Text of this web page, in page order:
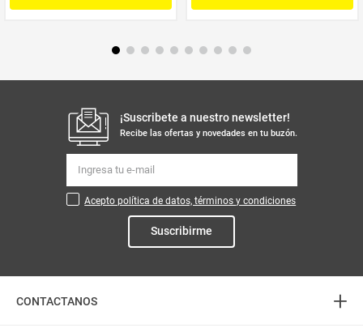
¡Suscribete a nuestro newsletter!
Recibe las ofertas y novedades en tu buzón.
Acepto política de datos, términos y condiciones
Suscribirme
CONTACTANOS +